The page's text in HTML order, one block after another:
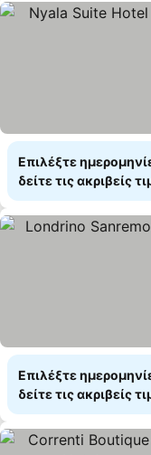
Επιλέξτε
δείτε τις ακριβείς
Επιλέξτε
δείτε τις ακριβείς